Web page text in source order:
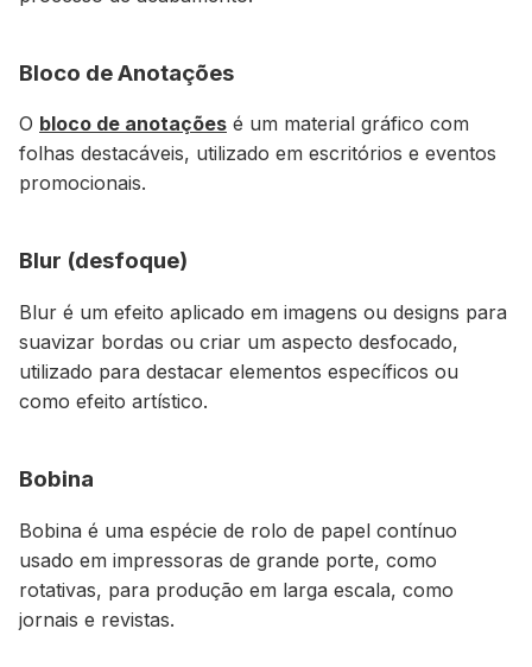
Bloco de Anotações
O bloco de anotações é um material gráfico com
folhas destacáveis, utilizado em escritórios e eventos
promocionais.
Blur (desfoque)
Blur é um efeito aplicado em imagens ou designs para
suavizar bordas ou criar um aspecto desfocado,
utilizado para destacar elementos específicos ou
como efeito artístico.
Bobina
Bobina é uma espécie de rolo de papel contínuo
usado em impressoras de grande porte, como
rotativas, para produção em larga escala, como
jornais e revistas.